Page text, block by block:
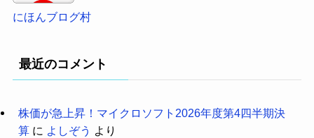
にほんブログ村
最近のコメント
株価が急上昇！マイクロソフト2026年度第4四半期決
算に よしぞう より